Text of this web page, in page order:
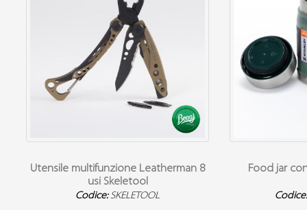
Utensile multifunzione Leatherman 8
usi Skeletool
Codice: SKELETOOL
Food jar